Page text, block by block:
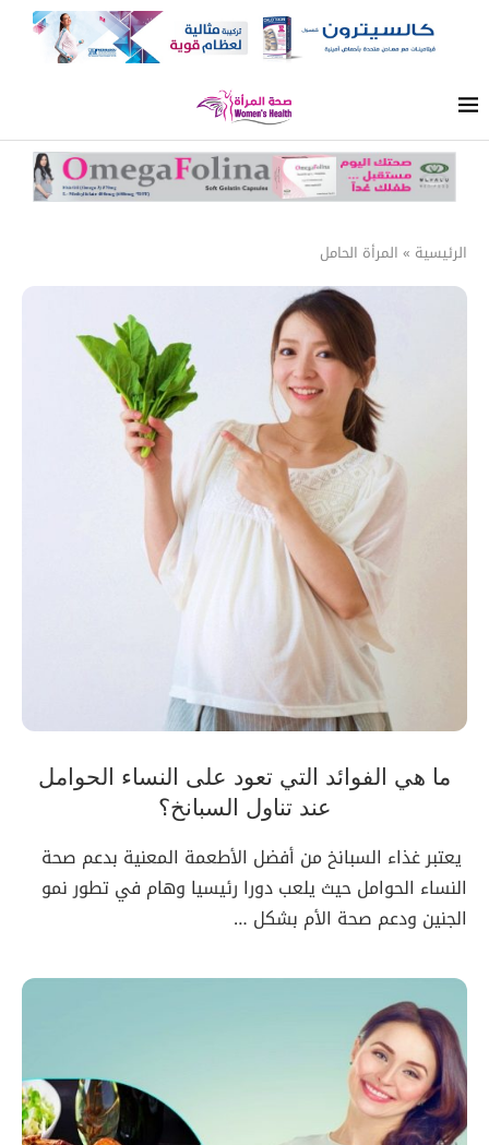
الرئيسية » المرأة الحامل
ما هي الفوائد التي تعود على النساء الحوامل
عند تناول السبانخ؟
يعتبر غذاء السبانخ من أفضل الأطعمة المعنية بدعم صحة
النساء الحوامل حيث يلعب دورا رئيسيا وهام في تطور نمو
الجنين ودعم صحة الأم بشكل …